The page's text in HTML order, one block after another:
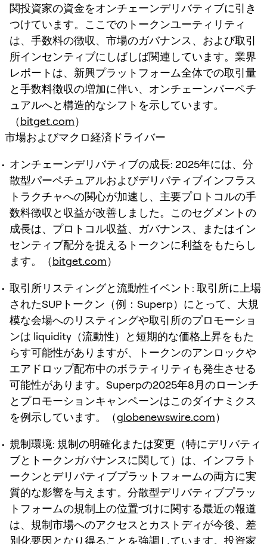
関投資家の資金をオンチェーンデリバティブに引き
つけています。ここでのトークンユーティリティ
は、手数料の徴収、市場のガバナンス、および取引
所インセンティブにしばしば関連しています。業界
レポートは、新興プラットフォーム全体での取引量
と手数料徴収の増加に伴い、オンチェーンパーペチ
ュアルへと構造的なシフトを示しています。
（bitget.com）
市場およびマクロ経済ドライバー
オンチェーンデリバティブの成長: 2025年には、分
散型パーペチュアルおよびデリバティブインフラス
トラクチャへの関心が加速し、主要プロトコルの手
数料徴収と収益が改善しました。このセグメントの
成長は、プロトコル収益、ガバナンス、またはイン
センティブ配分を捉えるトークンに利益をもたらし
ます。（bitget.com）
取引所リスティングと流動性イベント : 取引所に上場
されたSUPトークン（例：Superp）にとって、大規
模な会場へのリスティングや取引所のプロモーショ
ンは liquidity（流動性）と短期的な価格上昇をもた
らす可能性がありますが、トークンのアンロックや
エアドロップ配布中のボラティリティも発生させる
可能性があります。Superpの2025年8月のローンチ
とプロモーションキャンペーンはこのダイナミクス
を例示しています。（globenewswire.com）
規制環境: 規制の明確化または変更（特にデリバティ
ブとトークンガバナンスに関して）は、インフラト
ークンとデリバティブプラットフォームの両方に実
質的な影響を与えます。分散型デリバティブプラッ
トフォームの規制上の位置づけに関する最近の報道
は、規制市場へのアクセスとカストディが今後、差
別化要因となり得ることを強調しています。投資家